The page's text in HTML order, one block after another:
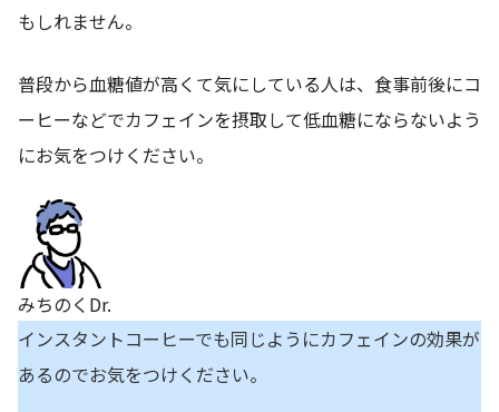
もしれません。
普段から血糖値が高くて気にしている人は、食事前後にコ
ーヒーなどでカフェインを摂取して低血糖にならないよう
にお気をつけください。
みちのくDr.
インスタントコーヒーでも同じようにカフェインの効果が
あるのでお気をつけください。